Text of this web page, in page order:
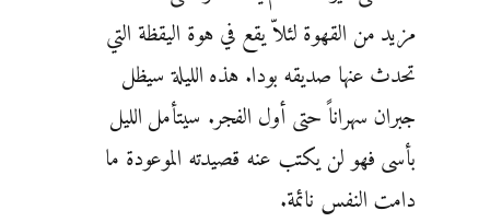
مزيد من القهوة لئلاّ يقع في هوة اليقظة التي
تحدث عنها صديقه بودا. هذه الليلة سيظل
جبران سهراناً حتى أول الفجر. سيتأمل الليل
بأسى فهو لن يكتب عنه قصيدته الموعودة ما
دامت النفس نائمة.